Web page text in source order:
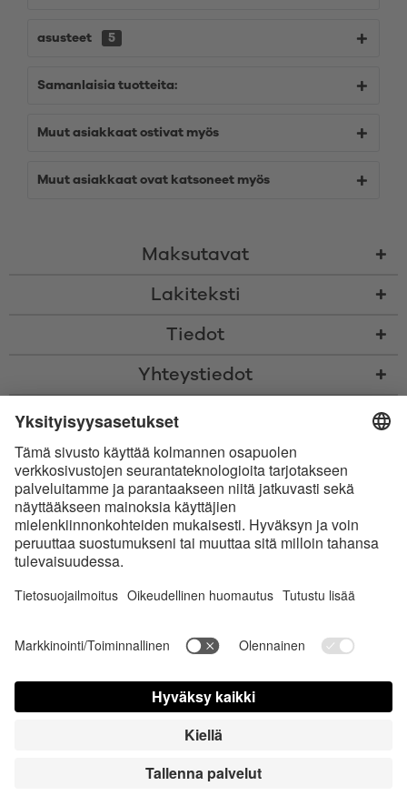
asusteet 5
Samanlaisia tuotteita:
Muut asiakkaat ostivat myös
Muut asiakkaat ovat katsoneet myös
Maksutavat
Lakiteksti
Tiedot
Yhteystiedot
sekä
tarvittaessa postiennakkomaksut, ellei toisin ole ilmoitettu
* Bluetooth®-sanamerkki ja logot ovat Bluetooth SIG, Inc.:in omistamia
rekisteröityjä tavaramerkkejä, ja Satisfyer GmbH käyttää niitä
Apple, Apple-logo ja Apple Watch ovat Apple Inc.:in tavaramerkkejä.
Google Play ja Google Play -logo ovat Google LLC: n tavaramerkkejä.
Contact us today
Yhteystiedot Lehdistö sisäänkirjautuminen